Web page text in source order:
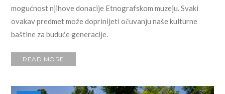
mogućnost njihove donacije Etnografskom muzeju. Svaki
ovakav predmet može doprinijeti očuvanju naše kulturne
baštine za buduće generacije.
READ MORE